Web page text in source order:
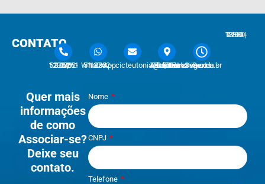
CONTATO
51 3762-1233 | 51 3762-1030 51 3762-1233 WhatsAppcicteutonia@cicteutonia.com.br
Rua Um Sul, 77 - Centro Administrativo Teutônia - RS Segunda - Sexta
7:30 - 12:00 | 13:30 - 17:30
Quer mais
informações
de como
Associar-se?
Deixe seu
contato.
Nome
CNPJ
Telefone